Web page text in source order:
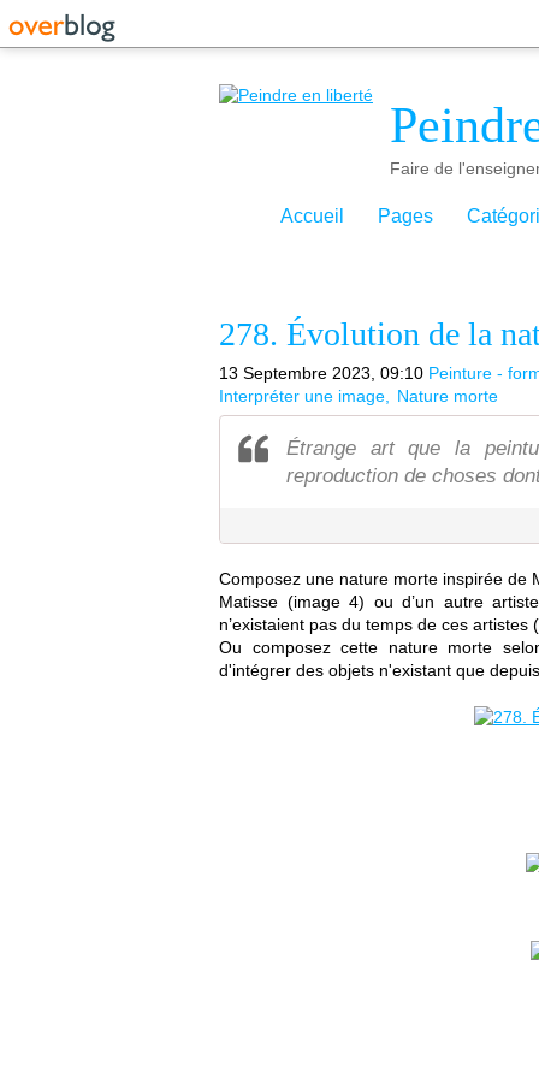
Faire de
Accueil Pages
278. Évolution de la
13 Septembre 2023, 09:10 Peinture -
Interpréter une image
Nature morte
Étrange art que la
reproduction de choses
Composez une nature morte inspirée de
Matisse (image 4) ou d’un autre
n’existaient pas du temps de ces
Ou composez cette nature morte
d'intégrer des objets n'existant que